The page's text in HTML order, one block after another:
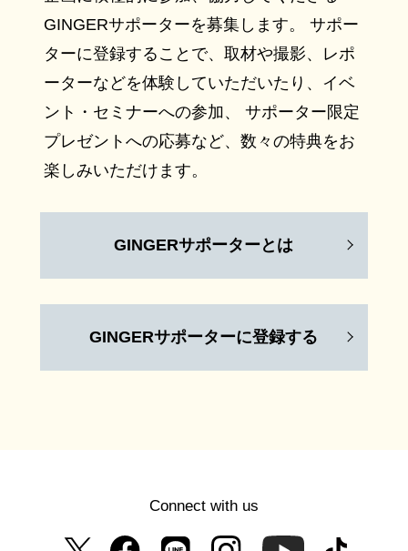
GINGERサポーターを募集します。 サポー
ターに登録することで、取材や撮影、レポ
ーターなどを体験していただいたり、イベ
ント・セミナーへの参加、 サポーター限定
プレゼントへの応募など、数々の特典をお
楽しみいただけます。
GINGERサポーターとは
GINGERサポーターに登録する
Connect with us